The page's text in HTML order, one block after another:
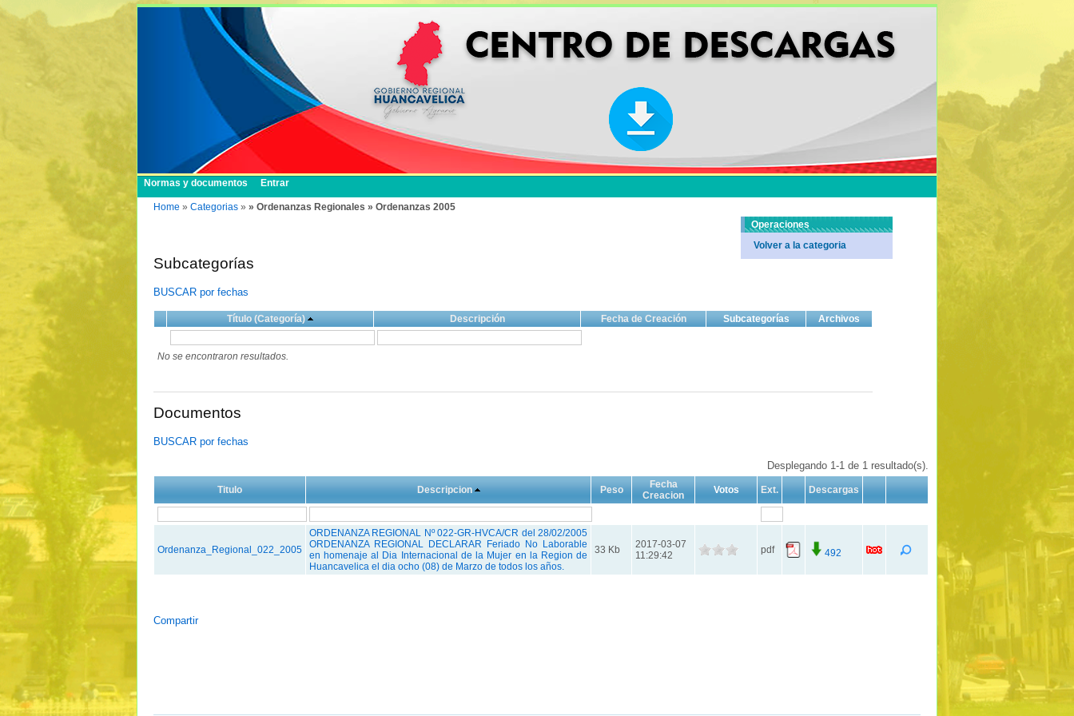
Normas y documentos Entrar
Home » Categorias » » Ordenanzas Regionales » Ordenanzas 2005
Subcategorías
BUSCAR por fechas
Título (Categoría) Descripción Fecha de Creación Subcategorías Archivos
No se encontraron resultados.
Documentos
BUSCAR por fechas
Desplegando 1-1 de 1 resultado(s).
Titulo Descripcion Peso
Fecha
Creacion
Votos Ext. Descargas
Ordenanza_Regional_022_2005
ORDENANZA REGIONAL Nº 022-GR-HVCA/CR del 28/02/2005
ORDENANZA REGIONAL DECLARAR Feriado No Laborable
en homenaje al Dia Internacional de la Mujer en la Region de
Huancavelica el dia ocho (08) de Marzo de todos los años.
33 Kb
2017-03-07
11:29:42
pdf 492
Compartir
Operaciones
Volver a la categoria